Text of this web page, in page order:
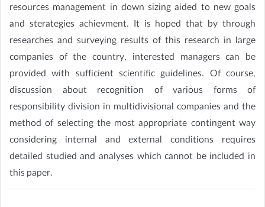
resources management in down sizing aided to new goals
and sterategies achievment. It is hoped that by through
researches and surveying results of this research in large
companies of the country, interested managers can be
provided with sufficient scientific guidelines. Of course,
discussion about recognition of various forms of
responsibility division in multidivisional companies and the
method of selecting the most appropriate contingent way
considering internal and external conditions requires
detailed studied and analyses which cannot be included in
this paper.